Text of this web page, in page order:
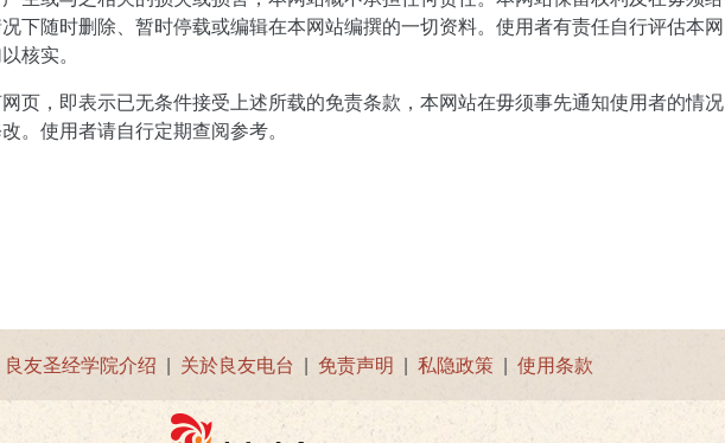
下随时删除、暂时停载或编辑在本网站编撰的一切资料。使用者有责任自行评估本网
核实。
页，即表示已无条件接受上述所载的免责条款，本网站在毋须事先通知使用者的情况
。使用者请自行定期查阅参考。
良友圣经学院介绍 | 关於良友电台 | 免责声明 | 私隐政策 | 使用条款